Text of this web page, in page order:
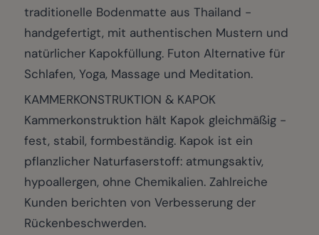
traditionelle Bodenmatte aus Thailand -
handgefertigt, mit authentischen Mustern und
natürlicher Kapokfüllung. Futon Alternative für
Schlafen, Yoga, Massage und Meditation.
KAMMERKONSTRUKTION & KAPOK
Kammerkonstruktion hält Kapok gleichmäßig -
fest, stabil, formbeständig. Kapok ist ein
pflanzlicher Naturfaserstoff: atmungsaktiv,
hypoallergen, ohne Chemikalien. Zahlreiche
Kunden berichten von Verbesserung der
Rückenbeschwerden.